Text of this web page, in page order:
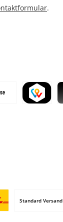
.
Standard Versand